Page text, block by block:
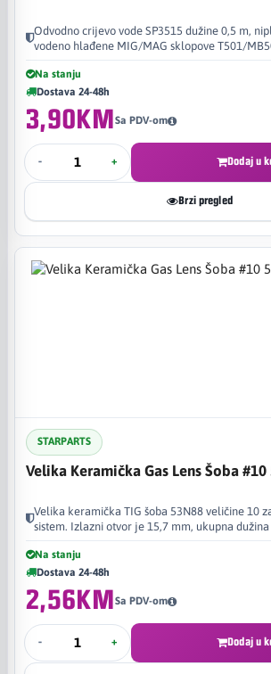
Odvodno crijevo vode SP3515 dužine 0,5 m,
vodeno hlađene MIG/MAG sklopove T501/
Na stanju
Dostava 24-48h
3,90KMSa PDV-om
- + Dodaj u
Brzi pregled
STARPARTS
Velika Keramička Gas Lens Šoba #10
Velika keramička TIG šoba 53N88 veličine 10
sistem. Izlazni otvor je 15,7 mm, ukupna
Na stanju
Dostava 24-48h
2,56KMSa PDV-om
- + Dodaj u